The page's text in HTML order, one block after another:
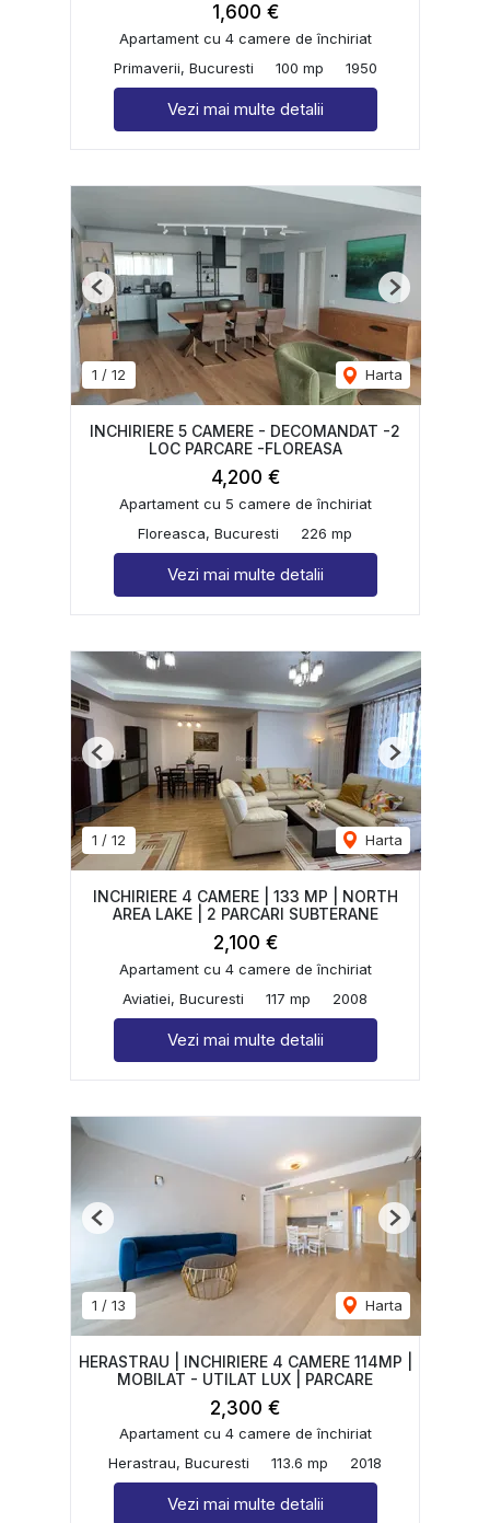
1,600 €
Apartament cu 4 camere de închiriat
Primaverii, Bucuresti
100 mp 1950
Vezi mai multe detalii
1 / 12 Harta
Previous Next
INCHIRIERE 5 CAMERE - DECOMANDAT -2
LOC PARCARE -FLOREASA
4,200 €
Apartament cu 5 camere de închiriat
Floreasca, Bucuresti
226 mp
Vezi mai multe detalii
1 / 12 Harta
Previous Next
INCHIRIERE 4 CAMERE | 133 MP | NORTH
AREA LAKE | 2 PARCARI SUBTERANE
2,100 €
Apartament cu 4 camere de închiriat
Aviatiei, Bucuresti
117 mp 2008
Vezi mai multe detalii
1 / 13 Harta
Previous Next
HERASTRAU | INCHIRIERE 4 CAMERE 114MP |
MOBILAT - UTILAT LUX | PARCARE
2,300 €
Apartament cu 4 camere de închiriat
Herastrau, Bucuresti
113.6 mp 2018
Vezi mai multe detalii